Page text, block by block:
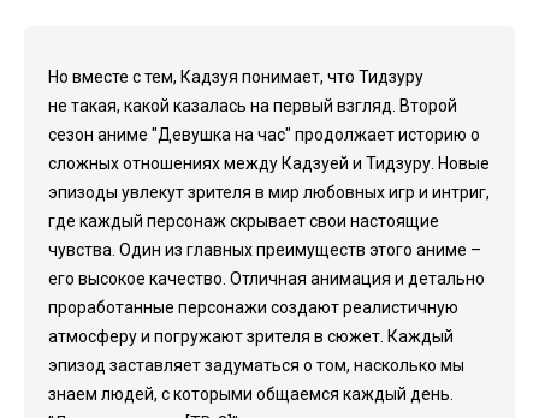
Но вместе с тем, Кадзуя понимает, что Тидзуру
не такая, какой казалась на первый взгляд. Второй
сезон аниме "Девушка на час" продолжает историю о
сложных отношениях между Кадзуей и Тидзуру. Новые
эпизоды увлекут зрителя в мир любовных игр и интриг,
где каждый персонаж скрывает свои настоящие
чувства. Один из главных преимуществ этого аниме –
его высокое качество. Отличная анимация и детально
проработанные персонажи создают реалистичную
атмосферу и погружают зрителя в сюжет. Каждый
эпизод заставляет задуматься о том, насколько мы
знаем людей, с которыми общаемся каждый день.